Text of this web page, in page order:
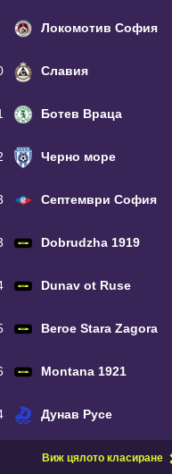
Локомотив София
Славия
Ботев Враца
Черно море
Септември София
Dobrudzha 1919
Dunav ot Ruse
Beroe Stara Zagora
Montana 1921
Дунав Русе
Виж цялото класиране